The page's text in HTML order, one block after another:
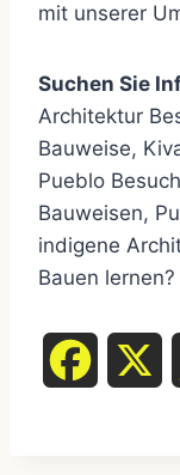
mit unserer
Suchen Sie
Architektur
Bauweise,
Pueblo
Bauweisen,
indigene
Bauen lernen?